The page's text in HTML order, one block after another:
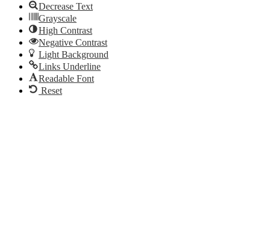
Decrease Text
Grayscale
High Contrast
Negative Contrast
Light Background
Links Underline
Readable Font
Reset